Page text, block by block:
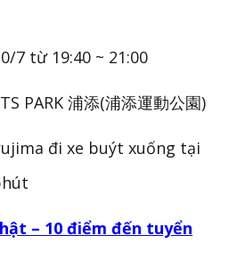
7 từ 19:40 ~ 21:00
PARK 浦添(浦添運動公園)
đi xe buýt xuống tại
– 10 điểm đến tuyển